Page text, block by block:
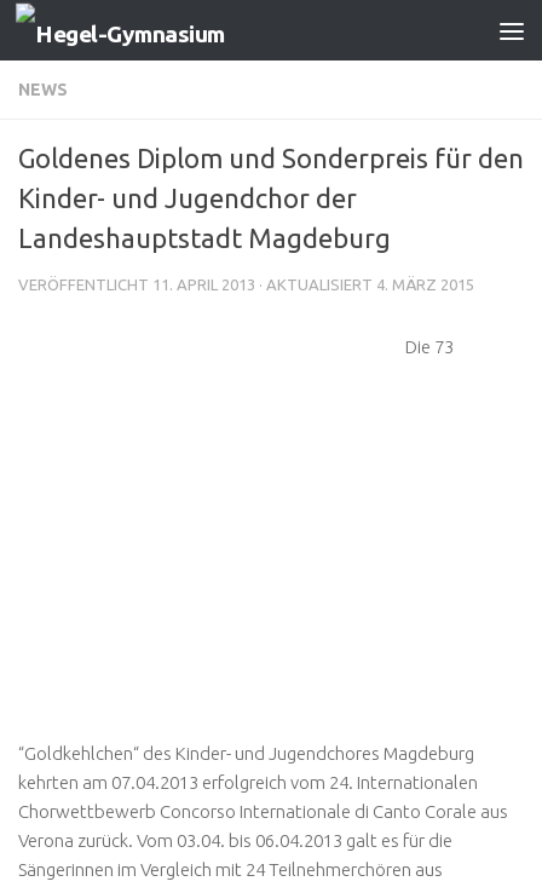
Zum Inhalt springen
NEWS
Goldenes Diplom und Sonderpreis für den
Kinder- und Jugendchor der
Landeshauptstadt Magdeburg
VERÖFFENTLICHT 11. APRIL 2013 · AKTUALISIERT 4. MÄRZ 2015
Die 73
“Goldkehlchen“ des Kinder- und Jugendchores Magdeburg
kehrten am 07.04.2013 erfolgreich vom 24. Internationalen
Chorwettbewerb Concorso Internationale di Canto Corale aus
Verona zurück. Vom 03.04. bis 06.04.2013 galt es für die
Sängerinnen im Vergleich mit 24 Teilnehmerchören aus